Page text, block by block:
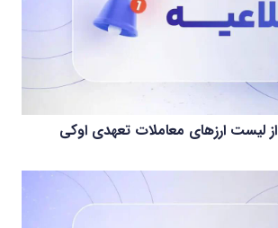
حذف ارز STORJ از لیست ارزهای معاملات تعهدی اوکی